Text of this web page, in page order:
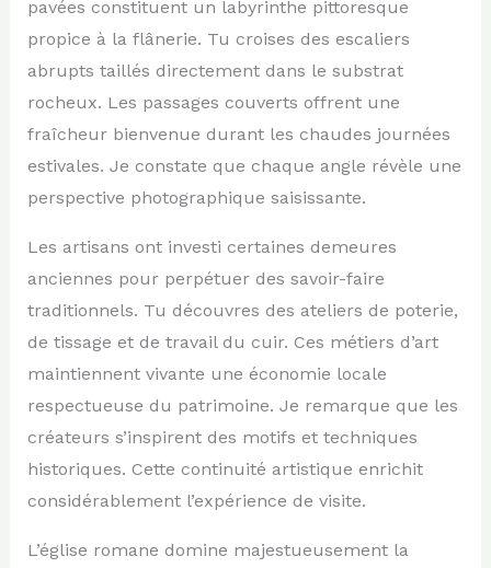
pavées constituent un labyrinthe pittoresque
propice à la flânerie. Tu croises des escaliers
abrupts taillés directement dans le substrat
rocheux. Les passages couverts offrent une
fraîcheur bienvenue durant les chaudes journées
estivales. Je constate que chaque angle révèle une
perspective photographique saisissante.
Les artisans ont investi certaines demeures
anciennes pour perpétuer des savoir-faire
traditionnels. Tu découvres des ateliers de poterie,
de tissage et de travail du cuir. Ces métiers d’art
maintiennent vivante une économie locale
respectueuse du patrimoine. Je remarque que les
créateurs s’inspirent des motifs et techniques
historiques. Cette continuité artistique enrichit
considérablement l’expérience de visite.
L’église romane domine majestueusement la